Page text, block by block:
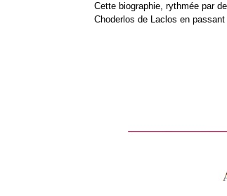
Cette biographie, rythmée par
Choderlos de Laclos en